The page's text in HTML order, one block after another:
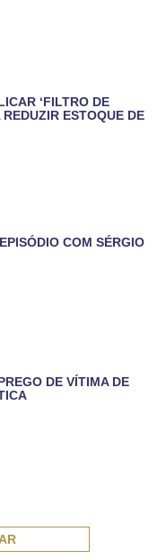
‘FILTRO DE
REDUZIR ESTOQUE DE
COM SÉRGIO
DE VÍTIMA DE